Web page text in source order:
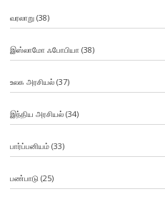
வரலாறு(38)
இஸ்லாமோ ஃபோபியா (38)
உலக அரசியல்(37)
இந்திய அரசியல்(34)
பார்ப்பனியம்(33)
பண்பாடு(25)